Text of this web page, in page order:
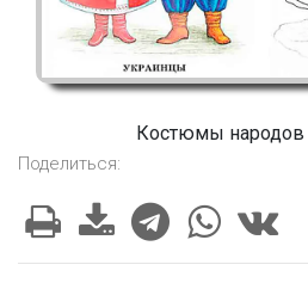
Костюмы народов
Поделиться: